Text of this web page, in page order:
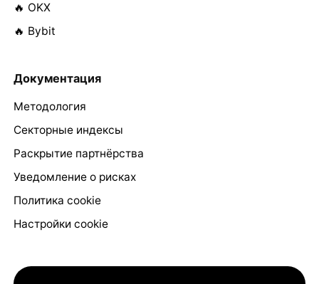
🔥 OKX
🔥 Bybit
Документация
Методология
Секторные индексы
Раскрытие партнёрства
Уведомление о рисках
Политика cookie
Настройки cookie